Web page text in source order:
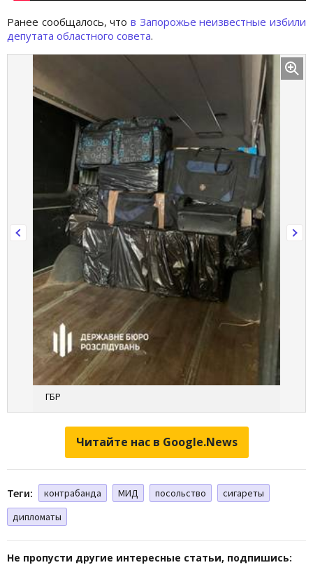
Ранее сообщалось, что в Запорожье неизвестные избили
депутата областного совета.
ГБР
Читайте нас в Google.News
Теги: контрабанда МИД посольство
сигареты
дипломаты
Не пропусти другие интересные статьи, подпишись: